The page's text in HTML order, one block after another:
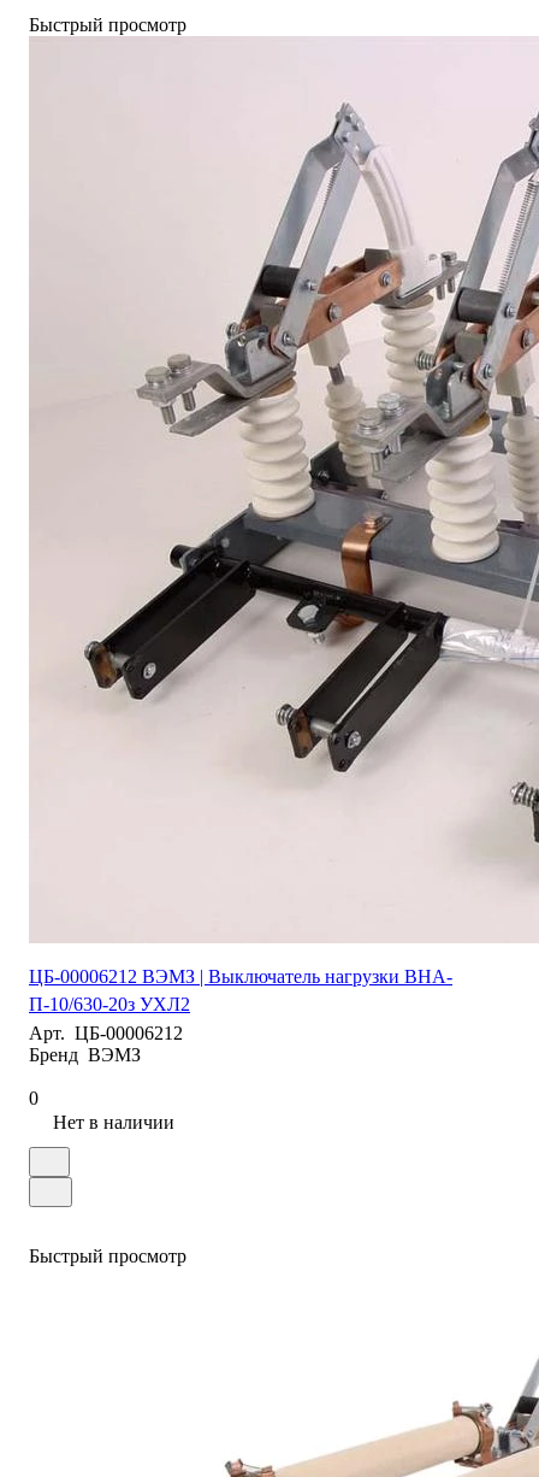
Быстрый просмотр
ЦБ-00006212 ВЭМЗ | Выключатель нагрузки ВНА-
П-10/630-20з УХЛ2
Арт. ЦБ-00006212
Бренд ВЭМЗ
0
Нет в наличии
Быстрый просмотр